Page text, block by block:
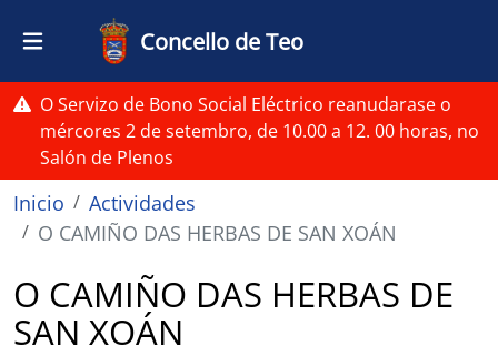
Ir o contido principal
Concello de Teo
O Servizo de Bono Social Eléctrico reanudarase o
mércores 2 de setembro, de 10.00 a 12. 00 horas, no
Salón de Plenos
Miga de pan
Inicio
Actividades
O CAMIÑO DAS HERBAS DE SAN XOÁN
O CAMIÑO DAS HERBAS DE
SAN XOÁN